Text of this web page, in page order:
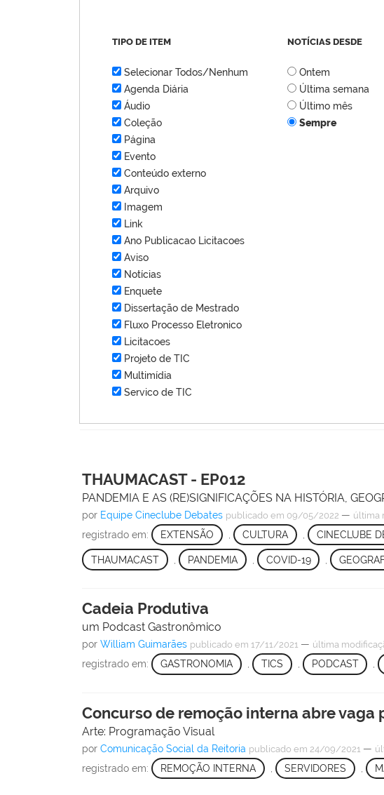
TIPO DE ITEM
Selecionar Todos/Nenhum
Agenda Diária
Áudio
Coleção
Página
Evento
Conteúdo externo
Arquivo
Imagem
Link
Ano Publicacao Licitacoes
Aviso
Notícias
Enquete
Dissertação de Mestrado
Fluxo Processo Eletronico
Licitacoes
Projeto de TIC
Multimídia
Servico de TIC
NOTÍCIAS DESDE
Ontem
Última semana
Último mês
Sempre
THAUMACAST - EP012
PANDEMIA E AS (RE)SIGNIFICAÇÕES NA HISTÓRIA,
por Equipe Cineclube Debates publicado em 09/05/2022 — última
registrado em: EXTENSÃO CULTURA CINECLUBE
THAUMACAST PANDEMIA COVID-19 ,
Cadeia Produtiva
um Podcast Gastronômico
porWilliam Guimarães publicado em 17/11/2021 — última
registrado em: GASTRONOMIA , TICS , PODCAST ,
Concurso de remoção interna abre vaga
Arte: Programação Visual
porComunicação Social da Reitoria publicado em 24/09/2021 —
registrado em: REMOÇÃO INTERNA SERVIDORES